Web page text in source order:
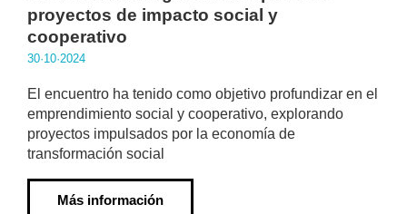
proyectos de impacto social y
cooperativo
30·10·2024
El encuentro ha tenido como objetivo profundizar en el
emprendimiento social y cooperativo, explorando
proyectos impulsados por la economía de
transformación social
Más información